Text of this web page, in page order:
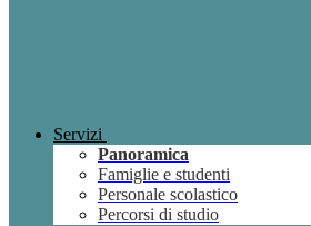
Servizi
Panoramica
Famiglie e studenti
Personale scolastico
Percorsi di studio